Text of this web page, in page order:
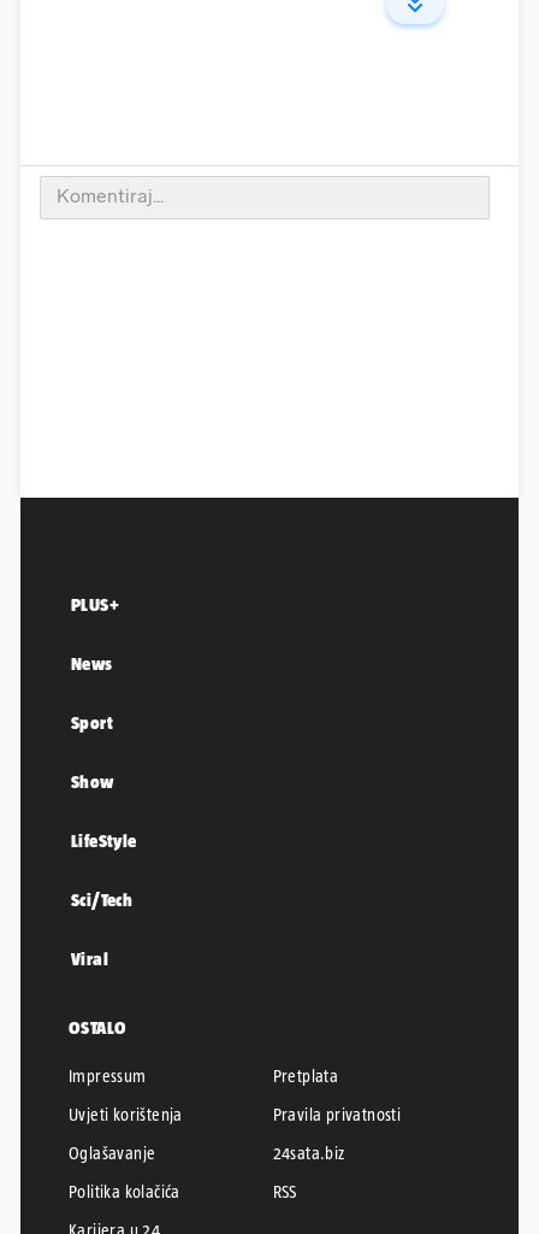
PLUS+
News
Sport
Show
LifeStyle
Sci/Tech
Viral
OSTALO
Impressum
Pretplata
Uvjeti korištenja
Pravila privatnosti
Oglašavanje
24sata.biz
Politika kolačića
RSS